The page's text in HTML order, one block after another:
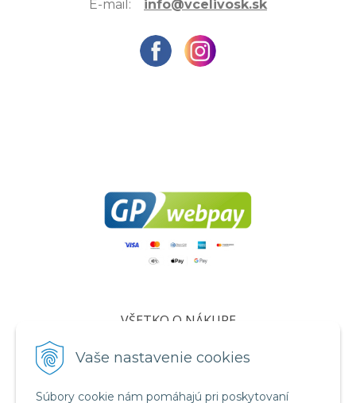
Vaše nastavenie cookies
Súbory cookie nám pomáhajú pri poskytovaní
E-mail: info@vcelivosk.sk
VŠETKO O NÁKUPE
Certifikáty
Ochrana osobných údajov